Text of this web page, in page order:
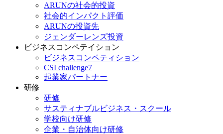
ARUNの社会的投資
社会的インパクト評価
ARUNの投資先
ジェンダーレンズ投資
ビジネスコンペテイション
ビジネスコンペティション
CSI challenge7
起業家パートナー
研修
研修
サスティナブルビジネス・スクール
学校向け研修
企業・自治体向け研修